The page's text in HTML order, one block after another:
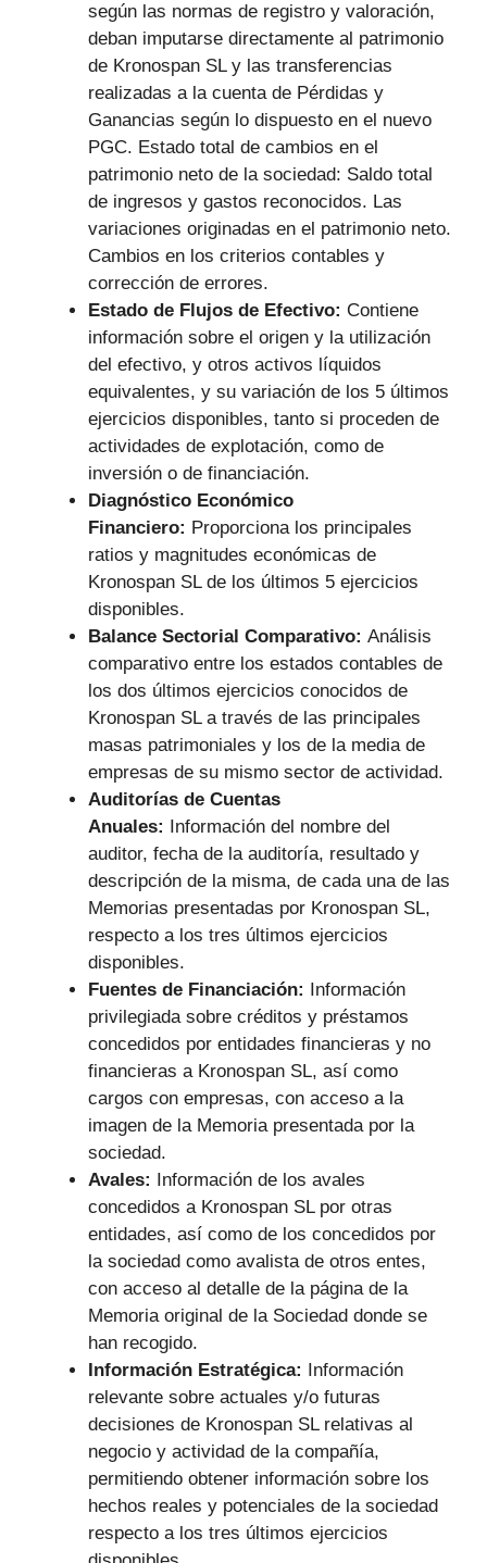
según las normas de registro y valoración,
deban imputarse directamente al patrimonio
de Kronospan SL y las transferencias
realizadas a la cuenta de Pérdidas y
Ganancias según lo dispuesto en el nuevo
PGC. Estado total de cambios en el
patrimonio neto de la sociedad: Saldo total
de ingresos y gastos reconocidos. Las
variaciones originadas en el patrimonio neto.
Cambios en los criterios contables y
corrección de errores.
Estado de Flujos de Efectivo: Contiene
información sobre el origen y la utilización
del efectivo, y otros activos líquidos
equivalentes, y su variación de los 5 últimos
ejercicios disponibles, tanto si proceden de
actividades de explotación, como de
inversión o de financiación.
Diagnóstico Económico
Financiero: Proporciona los principales
ratios y magnitudes económicas de
Kronospan SL de los últimos 5 ejercicios
disponibles.
Balance Sectorial Comparativo: Análisis
comparativo entre los estados contables de
los dos últimos ejercicios conocidos de
Kronospan SL a través de las principales
masas patrimoniales y los de la media de
empresas de su mismo sector de actividad.
Auditorías de Cuentas
Anuales: Información del nombre del
auditor, fecha de la auditoría, resultado y
descripción de la misma, de cada una de las
Memorias presentadas por Kronospan SL,
respecto a los tres últimos ejercicios
disponibles.
Fuentes de Financiación: Información
privilegiada sobre créditos y préstamos
concedidos por entidades financieras y no
financieras a Kronospan SL, así como
cargos con empresas, con acceso a la
imagen de la Memoria presentada por la
sociedad.
Avales: Información de los avales
concedidos a Kronospan SL por otras
entidades, así como de los concedidos por
la sociedad como avalista de otros entes,
con acceso al detalle de la página de la
Memoria original de la Sociedad donde se
han recogido.
Información Estratégica: Información
relevante sobre actuales y/o futuras
decisiones de Kronospan SL relativas al
negocio y actividad de la compañía,
permitiendo obtener información sobre los
hechos reales y potenciales de la sociedad
respecto a los tres últimos ejercicios